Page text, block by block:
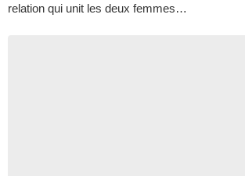
relation qui unit les deux femmes…